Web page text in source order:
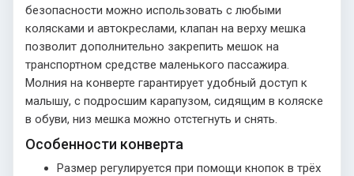
безопасности можно использовать с любыми
колясками и автокреслами, клапан на верху мешка
позволит дополнительно закрепить мешок на
транспортном средстве маленького пассажира.
Молния на конверте гарантирует удобный доступ к
малышу, с подросшим карапузом, сидящим в коляске
в обуви, низ мешка можно отстегнуть и снять.
Особенности конверта
Размер регулируется при помощи кнопок в трёх